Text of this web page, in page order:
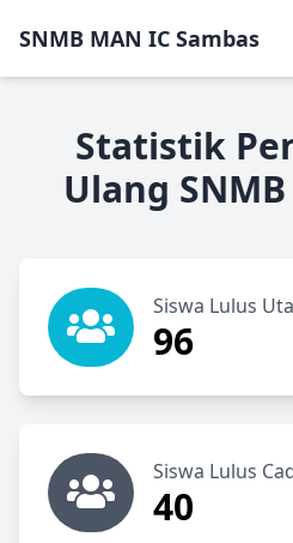
SNMB MAN IC Sambas
Statistik
Ulang
Siswa Lulus
96
Siswa Lulus
40